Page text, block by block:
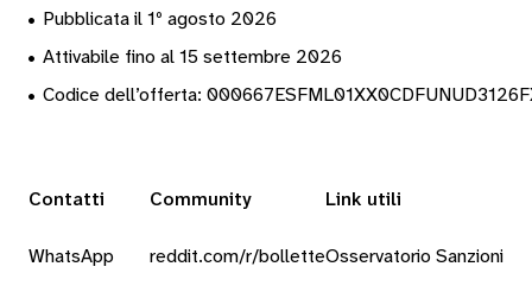
• Pubblicata il 1º agosto 2026
• Attivabile fino al 15 settembre 2026
• Codice dell’offerta:
Contatti
WhatsApp
Community
reddit.com/r/bollette
Link utili
Osservatorio Sanzioni